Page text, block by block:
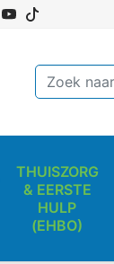
THUISZORG
& EERSTE
HULP
(EHBO)